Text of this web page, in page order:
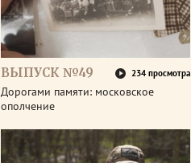
ВЫПУСК №49 234 просмотра
Дорогами памяти: московское
ополчение